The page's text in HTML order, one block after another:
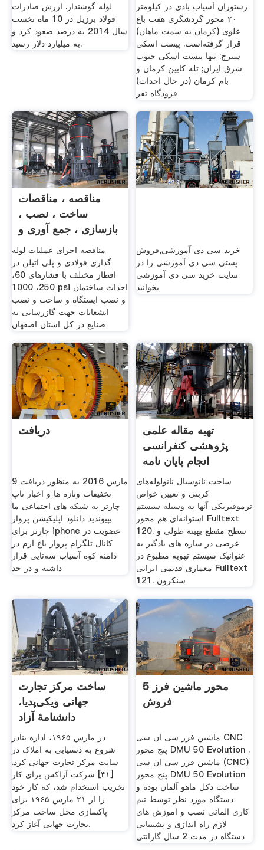
لوله گوشتدار. ارزش صادرات
فولاد برزیل در 10 ماه نخست
سال 2014 به درصد صعود کرد و
به میلیارد دلار رسید.
رستوران آسیاب بادی در کیلومتر
۲۰ محور گردشگری هفت باغ
علوی (کرمان به سمت ماهان)
قرار گرفته‌است. پیست اسکی
سیرچ: تنها پیست اسکی جنوب
شرق ایران; تله کابین کرمان و
بام کرمان (در حال احداث)
فرودگاه تفر
مناقصه ، مناقصات
ساخت ، نصب ،
بازسازی ، جمع آوری و
جابجایی
مناقصه اجرای عملیات لوله
گذاری فولادی و پلی اتیلن در
اقطار مختلف با فشارهای 60،
250، 1000 psi احداث ساختمان
و نصب ایستگاه و ساخت و نصب
انشعابات جهت گازرسانی به
صنایع در کل استان اصفهان
خرید سی دی آموزشی,فروش
پستی سی دی آموزشی را در
سایت خرید سی دی آموزشی
بخوانید
دريافت
‎9 مارس 2016 به منظور دریافت
تخفیفات وتازه ها و اخبار تاپ
چارتر به شبکه های اجتماعی ما
بپیوندید دانلود اپلیکیشن پرواز
چارتر برای iphone عضویت در
کانال تلگرام پرواز باغ ارم در
دامنه کوه آسیاب سه‌تایی قرار
داشته و در حد
تهیه مقاله علمی
پژوهشی کنفرانسی
انجام پایان نامه
مشاوره
ساخت نانوسیال نانولوله‌های
کربنی و تعیین خواص
ترموفیزیکی آنها به وسیله سیستم
استوانه‌ای هم محور Fulltext
120. سطح مقطع بهینه طولی و
عرضی در سازه های بادگیر به
عنوانیک سیستم تهویه مطبوع در
معماری قدیمی ایرانی Fulltext
121. سنکرون
ساخت مرکز تجارت
جهانی ویکی‌پدیا،
دانشنامهٔ آزاد
در مارس ۱۹۶۵، اداره بنادر
شروع به دستیابی به املاک در
سایت مرکز تجارت جهانی کرد.
[۴۱] شرکت آژاکس برای کار
تخریب استخدام شد، که کار خود
را از ۲۱ مارس ۱۹۶۵ برای
پاکسازی محل ساخت مرکز
تجارت جهانی آغاز کرد.
5 محور ماشین فرز
فروش
ماشین فرز سی ان سی CNC
پنج محور DMU 50 Evolution .
ماشین فرز سی ان سی (CNC)
پنج محور DMU 50 Evolution
ساخت دکل ماهو آلمان بوده و
دستگاه مورد نظر توسط تیم
کاری المانی نصب و اموزش های
لازم راه اندازی و پشتیبانی
دستگاه در مدت 2 سال گارانتی